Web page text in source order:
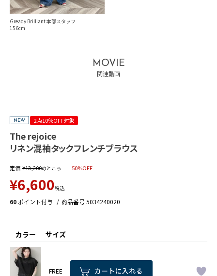
Gready Brilliant 本部スタッフ
156
MOVIE
関連動画
NEW 2点10％OFF対象
The rejoice
リネン混袖タックフレンチブラウス
定価 ¥13,200のところ 50%OFF
¥6,600税込
60ポイント付与 商品番号5034240020
サイズ
カラー
FREE